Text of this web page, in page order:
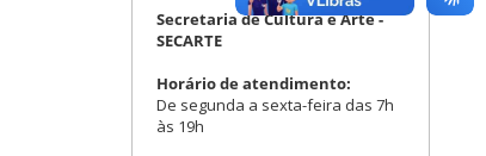
Secretaria de Cultura e Arte -
SECARTE
Horário de atendimento:
De segunda a sexta-feira das 7h
às 19h